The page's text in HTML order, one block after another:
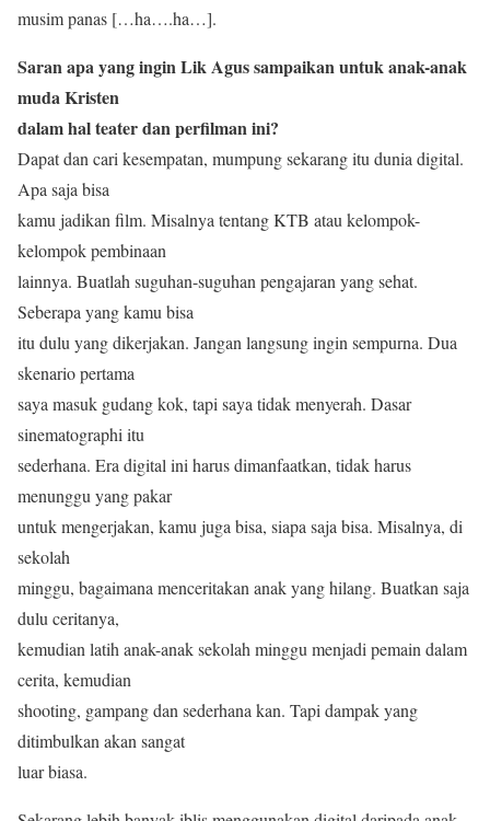
musim panas […ha….ha…].
Saran apa yang ingin Lik Agus sampaikan untuk anak-anak
muda Kristen
dalam hal teater dan perfilman ini?
Dapat dan cari kesempatan, mumpung sekarang itu dunia digital.
Apa saja bisa
kamu jadikan film. Misalnya tentang KTB atau kelompok-
kelompok pembinaan
lainnya. Buatlah suguhan-suguhan pengajaran yang sehat.
Seberapa yang kamu bisa
itu dulu yang dikerjakan. Jangan langsung ingin sempurna. Dua
skenario pertama
saya masuk gudang kok, tapi saya tidak menyerah. Dasar
sinematographi itu
sederhana. Era digital ini harus dimanfaatkan, tidak harus
menunggu yang pakar
untuk mengerjakan, kamu juga bisa, siapa saja bisa. Misalnya, di
sekolah
minggu, bagaimana menceritakan anak yang hilang. Buatkan saja
dulu ceritanya,
kemudian latih anak-anak sekolah minggu menjadi pemain dalam
cerita, kemudian
shooting, gampang dan sederhana kan. Tapi dampak yang
ditimbulkan akan sangat
luar biasa.